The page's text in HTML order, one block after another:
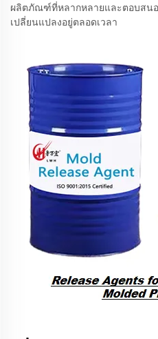
ผลิตภัณฑ์ที่หลากหลายและตอบสน
เปลี่ยนแปลงอยู่ตลอดเวลา